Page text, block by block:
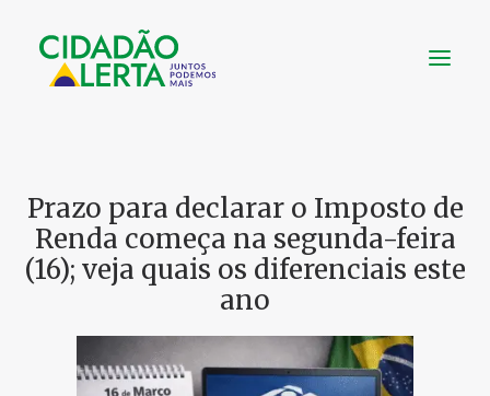
VÍDEOS
NOTÍCIAS
UTILIDADE
CONTATO
Prazo para declarar o Imposto de
Renda começa na segunda-feira
(16); veja quais os diferenciais este
ano